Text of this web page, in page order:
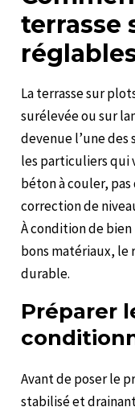
terrasse
La terrasse sur
surélevée ou sur
devenue l’une
les particuliers qui
béton à couler,
correction de
À condition de
bons matériaux,
durable.
Préparer
Avant de poser le
stabilisé et